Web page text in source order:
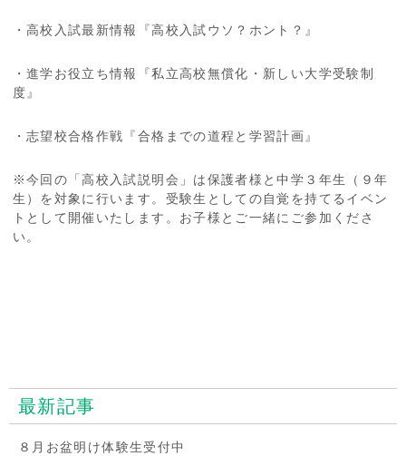
・高校入試最新情報『高校入試ウソ？ホント？』
・進学お役立ち情報『私立高校無償化・新しい大学受験制
度』
・志望校合格作戦『合格までの道程と学習計画』
※今回の「高校入試説明会」は保護者様と中学３年生（９年
生）を対象に行います。受験生としての自覚を持てるイベン
トとして開催いたします。お子様とご一緒にご参加くださ
い。
最新記事
８月お盆明け体験生受付中